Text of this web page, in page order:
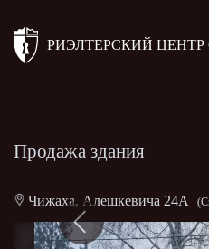
РИЭЛТЕРСКИЙ
Продажа здания
Чижаха, Алешкевича 24А